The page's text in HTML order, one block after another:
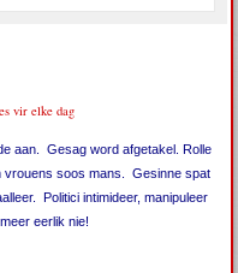
vir elke dag
aan. Gesag word afgetakel. Rolle
vrouens soos mans. Gesinne spat
Politici intimideer, manipuleer
eerlik nie!